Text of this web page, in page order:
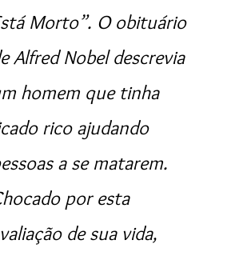
Morto”. O obituário
Alfred Nobel descrevia
homem que tinha
rico ajudando
a se matarem.
por esta
de sua vida,